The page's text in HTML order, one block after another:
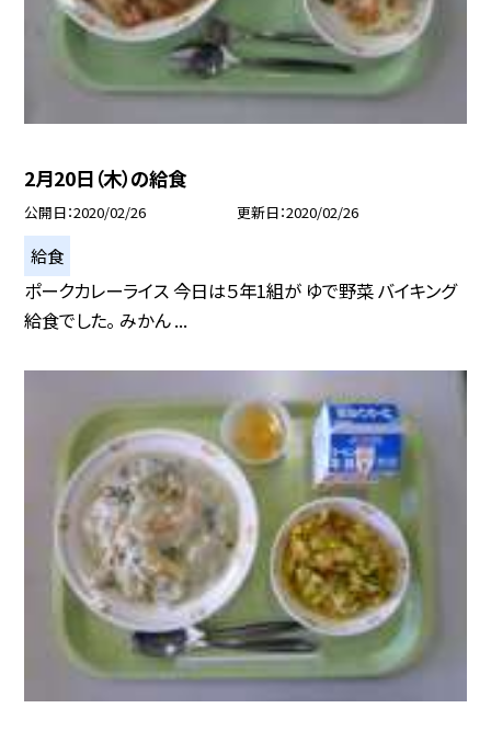
2月20日（木）の給食
公開日 2020/02/26 更新日 2020/02/26
給食
ポークカレーライス 今日は５年1組が ゆで野菜 バイキング
給食でした。 みかん ...